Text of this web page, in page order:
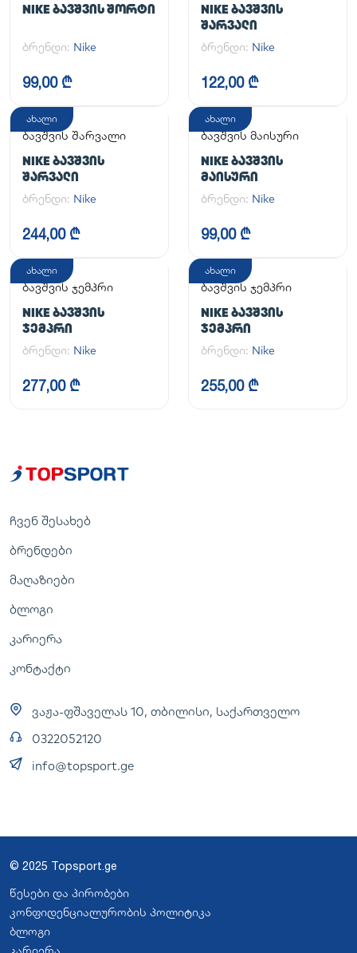
NIKE ᲑᲐᲕᲨᲕᲘᲡ ᲨᲝᲠᲢᲘ
ბრენდი: Nike
99,00 ₾
NIKE ᲑᲐᲕᲨᲕᲘᲡ
ᲨᲐᲠᲕᲐᲚᲘ
ბრენდი: Nike
122,00 ₾
ახალი
ბავშვის შარვალი
NIKE ᲑᲐᲕᲨᲕᲘᲡ
ᲨᲐᲠᲕᲐᲚᲘ
ბრენდი: Nike
244,00 ₾
ახალი
ბავშვის მაისური
NIKE ᲑᲐᲕᲨᲕᲘᲡ
ᲛᲐᲘᲡᲣᲠᲘ
ბრენდი: Nike
99,00 ₾
ახალი
ბავშვის ჯემპრი
NIKE ᲑᲐᲕᲨᲕᲘᲡ
ᲯᲔᲛᲞᲠᲘ
ბრენდი: Nike
277,00 ₾
ახალი
ბავშვის ჯემპრი
NIKE ᲑᲐᲕᲨᲕᲘᲡ
ᲯᲔᲛᲞᲠᲘ
ბრენდი: Nike
255,00 ₾
ჩვენ შესახებ
ბრენდები
მაღაზიები
ბლოგი
კარიერა
კონტაქტი
ვაჟა-ფშაველას 10, თბილისი, საქართველო
0322052120
info@topsport.ge
© 2025 Topsport.ge
წესები და პირობები
კონფიდენციალურობის პოლიტიკა
ბლოგი